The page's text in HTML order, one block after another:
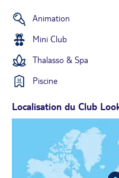
Animation
Mini Club
Thalasso & Spa
Piscine
Localisation du Club